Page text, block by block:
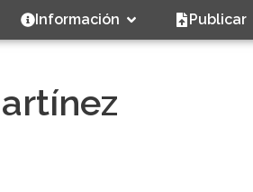
Información Publicar